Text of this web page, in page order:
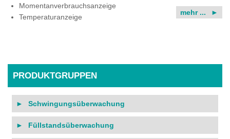
Momentanverbrauchsanzeige
Temperaturanzeige
mehr ...
PRODUKTGRUPPEN
Schwingungsüberwachung
Füllstandsüberwachung